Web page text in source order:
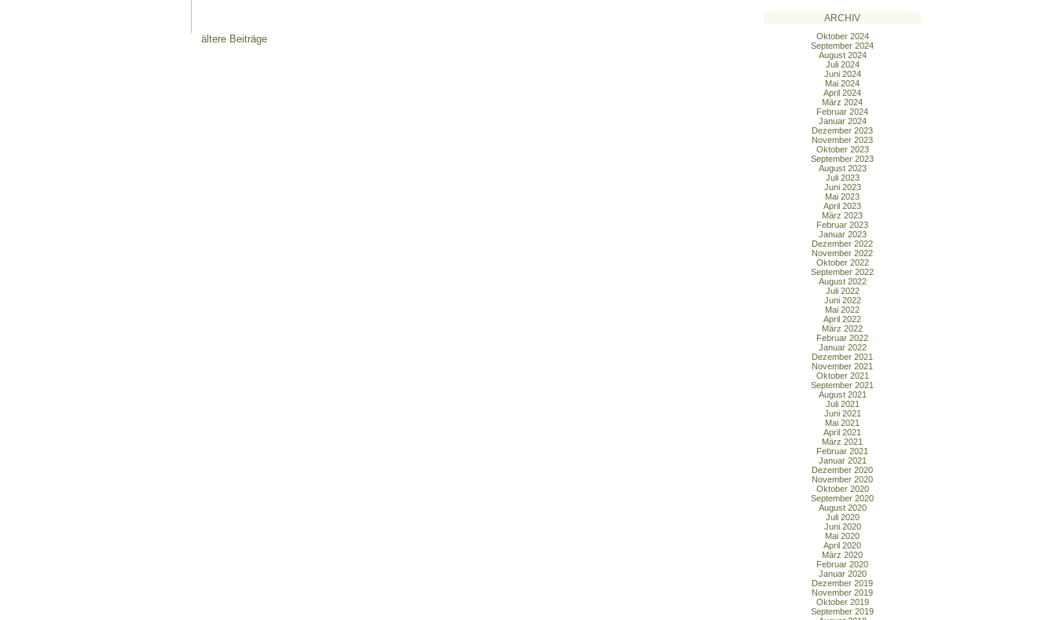
ältere Beiträge
ARCHIV
Oktober 2024
September 2024
August 2024
Juli 2024
Juni 2024
Mai 2024
April 2024
März 2024
Februar 2024
Januar 2024
Dezember 2023
November 2023
Oktober 2023
September 2023
August 2023
Juli 2023
Juni 2023
Mai 2023
April 2023
März 2023
Februar 2023
Januar 2023
Dezember 2022
November 2022
Oktober 2022
September 2022
August 2022
Juli 2022
Juni 2022
Mai 2022
April 2022
März 2022
Februar 2022
Januar 2022
Dezember 2021
November 2021
Oktober 2021
September 2021
August 2021
Juli 2021
Juni 2021
Mai 2021
April 2021
März 2021
Februar 2021
Januar 2021
Dezember 2020
November 2020
Oktober 2020
September 2020
August 2020
Juli 2020
Juni 2020
Mai 2020
April 2020
März 2020
Februar 2020
Januar 2020
Dezember 2019
November 2019
Oktober 2019
September 2019